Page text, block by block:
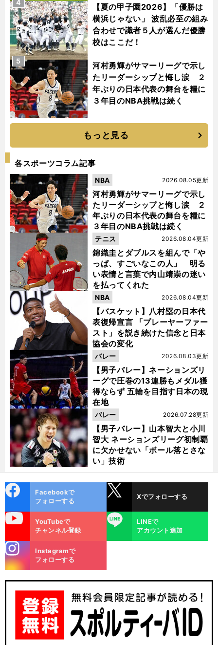
【夏の甲子園2026】「優勝は
横浜じゃない」 波乱必至の組み
合わせで識者５人が選んだ優勝
校はここだ！
4
河村勇輝がサマーリーグで示し
たリーダーシップと悔し涙 ２
年ぶりの日本代表の舞台を糧に
３年目のNBA挑戦は続く
5
もっと見る
各スポーツコラム記事
河村勇輝がサマーリーグで示し
たリーダーシップと悔し涙 ２
年ぶりの日本代表の舞台を糧に
３年目のNBA挑戦は続く
2026.08.05更新
NBA
錦織圭とダブルスを組んで「や
っぱ、すごいなこの人」 明る
い表情と言葉で内山靖崇の迷い
を払ってくれた
2026.08.04更新
テニス
【バスケット】八村塁の日本代
表復帰宣言 「プレーヤーファー
スト」を説き続けた信念と日本
協会の変化
2026.08.04更新
NBA
【男子バレー】ネーションズリ
ーグで圧巻の13連勝もメダル獲
得ならず 五輪を目指す日本の現
在地
2026.08.03更新
バレー
【男子バレー】山本智大と小川
智大 ネーションズリーグ初制覇
に欠かせない「ボール落とさな
い」技術
2026.07.28更新
バレー
ok
Facebookで
フォローする
Xでフォローする
YouTubeで
チャンネル登録
LINE
LINEで
アカウント追加
m
Instagramで
フォローする